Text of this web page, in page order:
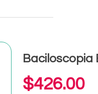
Baciloscopia
$426.00